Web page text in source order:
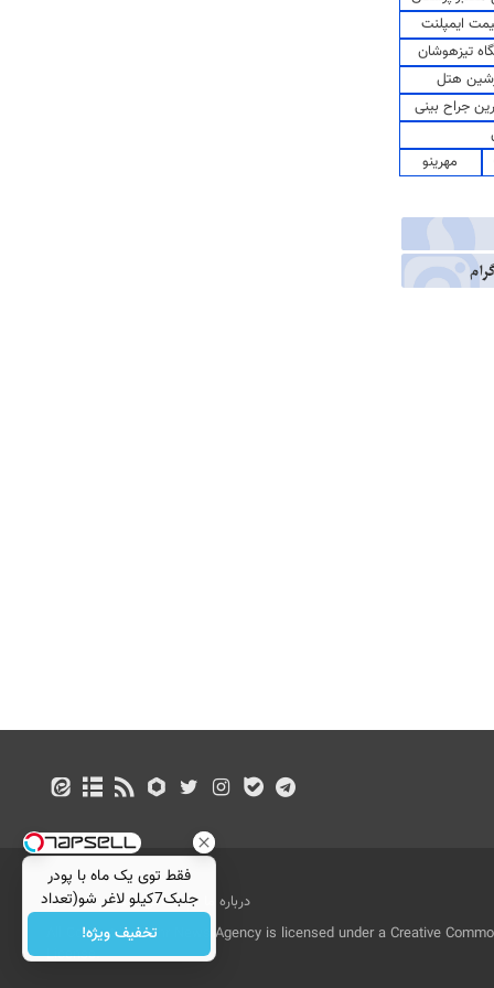
ایمپلنت
تیزهوشان
هتل
جراح بینی
مهرینو
درباره ما تماس با ما
بازرگانی
All Content by Mehr News Agency is licensed under a Creative
License.
فقط توی یک ماه با پودر
جلبک7کیلو لاغر شو(تعداد
محدود)
تخفیف ویژه!